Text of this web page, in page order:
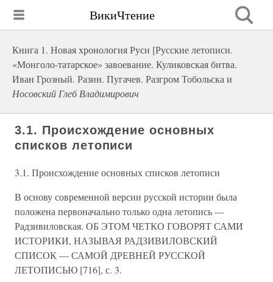
ВикиЧтение
Книга 1. Новая хронология Руси [Русские летописи.
«Монголо-татарское» завоевание. Куликовская битва.
Иван Грозный. Разин. Пугачев. Разгром Тобольска и
Носовский Глеб Владимирович
3.1. Происхождение основных
списков летописи
3.1. Происхождение основных списков летописи
В основу современной версии русской истории была
положена первоначально только одна летопись —
Радзивиловская. ОБ ЭТОМ ЧЕТКО ГОВОРЯТ САМИ
ИСТОРИКИ, НАЗЫВАЯ РАДЗИВИЛОВСКИЙ
СПИСОК — САМОЙ ДРЕВНЕЙ РУССКОЙ
ЛЕТОПИСЬЮ [716], с. 3.